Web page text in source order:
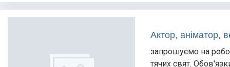
Актор, аніматор,
запрошуємо на
тячих свят.